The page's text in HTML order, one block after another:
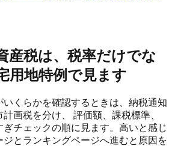
産税は、税率だけでな
用地特例で見ます
いくらかを確認するときは、納税通知
画税を分け、 評価額、課税標準、
チェックの順に見ます。高いと感じ
とランキングページへ進むと原因を